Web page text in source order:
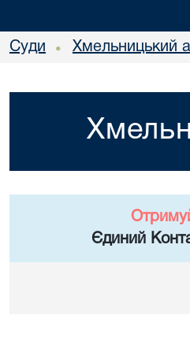
Суди • Хмельницький
Єдиний